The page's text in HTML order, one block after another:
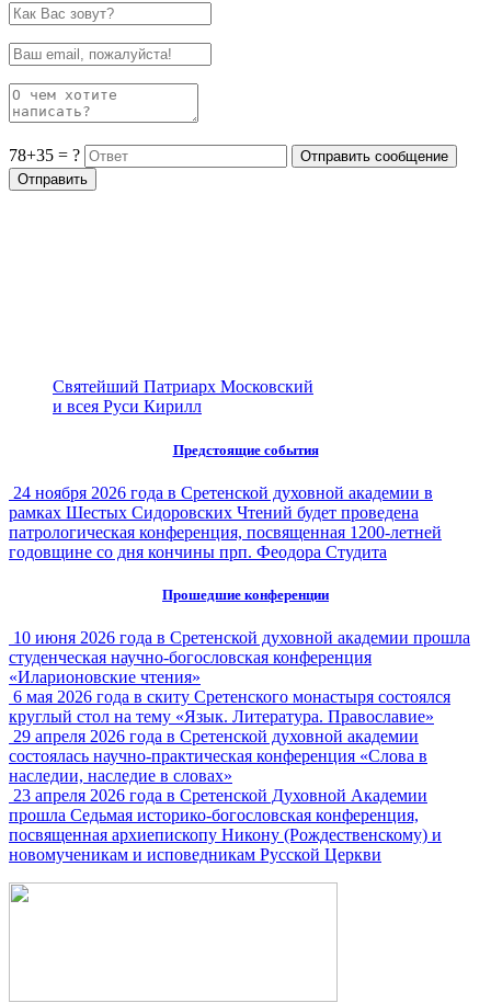
78+35 = ?
Святейший Патриарх Московский
и всея Руси Кирилл
Предстоящие события
24 ноября 2026 года в Сретенской духовной академии в
рамках Шестых Сидоровских Чтений будет проведена
патрологическая конференция, посвященная 1200-летней
годовщине со дня кончины прп. Феодора Студита
Прошедшие конференции
10 июня 2026 года в Сретенской духовной академии прошла
студенческая научно-богословская конференция
«Иларионовские чтения»
6 мая 2026 года в скиту Сретенского монастыря состоялся
круглый стол на тему «Язык. Литература. Православие»
29 апреля 2026 года в Сретенской духовной академии
состоялась научно-практическая конференция «Слова в
наследии, наследие в словах»
23 апреля 2026 года в Сретенской Духовной Академии
прошла Седьмая историко-богословская конференция,
посвященная архиепископу Никону (Рождественскому) и
новомученикам и исповедникам Русской Церкви